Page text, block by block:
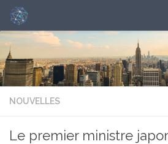
NOUVELLES
Le premier ministre